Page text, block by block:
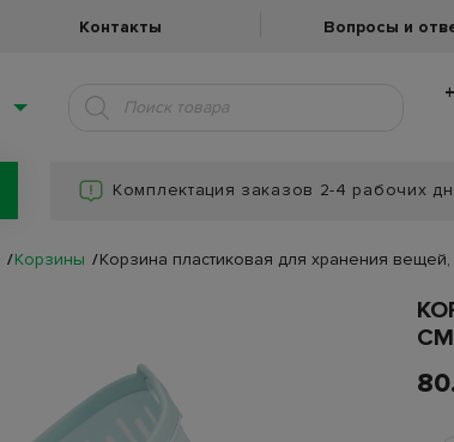
Контакты Вопросы и
Комплектация заказов 2-4 рабочих
Корзины Корзина пластиковая для хранения вещей,